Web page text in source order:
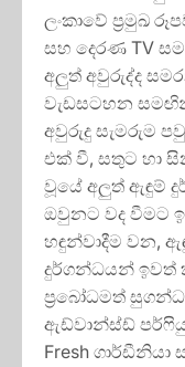
ලංකාවේ ප්‍රමුඛ
සහ දෙරණ TV
අලුත් අවුරුද්ද
වැඩසටහන
අවුරුදු සැමරුම
එක් වී, සතුට හා
වූයේ අලුත් ඇඳුම්
ඔවුනට වද වීමට
හඳුන්වාදීම වන,
දුර්ගන්ධයන් ඉවත්
ප්‍රබෝධමත්
ඇඩ්වාන්ස්ඩ්
Fresh